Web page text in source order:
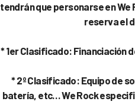
tendrán que personarse en We
reserva el
* 1er Clasificado: Financiación
* 2º Clasificado: Equipo de
batería, etc… We Rock